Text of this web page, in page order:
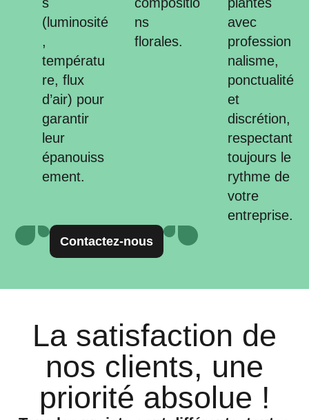
(luminosité
,
températu
re, flux
d’air) pour
garantir
leur
épanouiss
ement.
ns
florales.
avec
profession
nalisme,
ponctualité
et
discrétion,
respectant
toujours le
rythme de
votre
entreprise.
Contactez-nous
La satisfaction de
nos clients, une
priorité absolue !